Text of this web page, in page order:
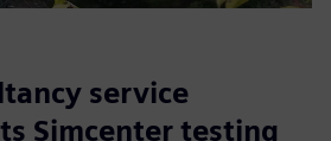
service
Simcenter testing